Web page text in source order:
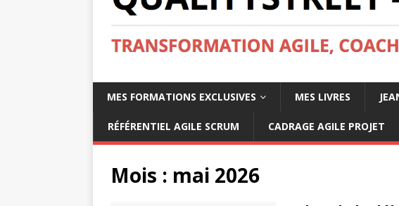
MES FORMATIONS EXCLUSIVES MES LIVRES
RÉFÉRENTIEL AGILE SCRUM CADRAGE AGILE PROJET
Mois : mai 2026